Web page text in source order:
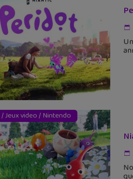
/Jeux video/ Nintendo